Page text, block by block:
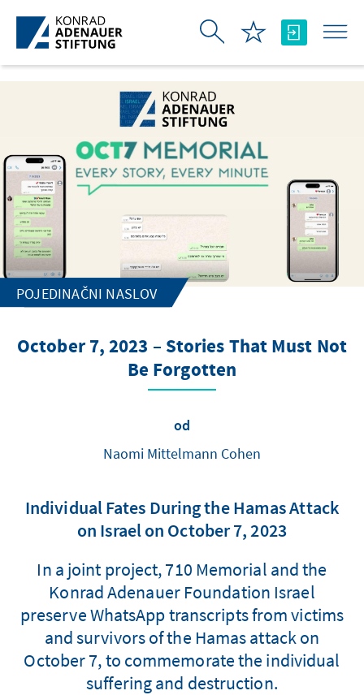
Skip to Main Content
POJEDINAČNI NASLOV
October 7, 2023 – Stories That Must Not
Be Forgotten
od
Naomi Mittelmann Cohen
Individual Fates During the Hamas Attack
on Israel on October 7, 2023
In a joint project, 710 Memorial and the
Konrad Adenauer Foundation Israel
preserve WhatsApp transcripts from victims
and survivors of the Hamas attack on
October 7, to commemorate the individual
suffering and destruction.